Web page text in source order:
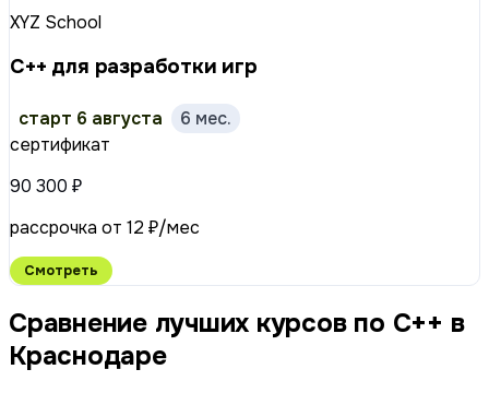
XYZ School
C++ для разработки игр
старт 6 августа
6 мес.
сертификат
90 300 ₽
рассрочка от 12 ₽/мес
Смотреть
Сравнение лучших курсов по С++ в
Краснодаре